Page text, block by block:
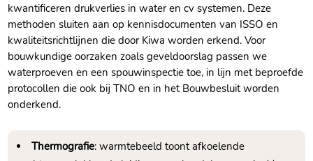
kwantificeren drukverlies in water en cv systemen.​ Deze
methoden sluiten aan op kennisdocumenten van ISSO en
kwaliteitsrichtlijnen die door Kiwa worden erkend.​ Voor
bouwkundige oorzaken zoals geveldoorslag passen we
waterproeven en een spouwinspectie toe, in lijn met beproefde
protocollen die ook bij TNO en in het Bouwbesluit worden
onderkend.​
Thermografie: warmtebeeld toont afkoelende